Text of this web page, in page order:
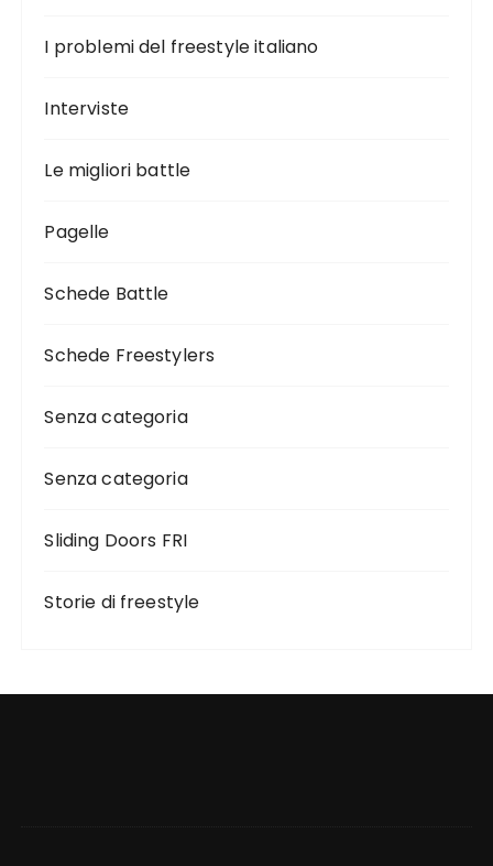
I problemi del freestyle italiano
Interviste
Le migliori battle
Pagelle
Schede Battle
Schede Freestylers
Senza categoria
Senza categoria
Sliding Doors FRI
Storie di freestyle